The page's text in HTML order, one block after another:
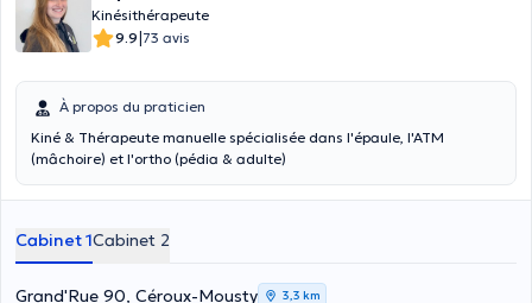
Kinésithérapeute
9.9|73 avis
À propos du praticien
Kiné & Thérapeute manuelle spécialisée dans l'épaule, l'ATM
(mâchoire) et l'ortho (pédia & adulte)
Cabinet 1Cabinet 2
Grand'Rue 90, Céroux-Mousty 3,3 km